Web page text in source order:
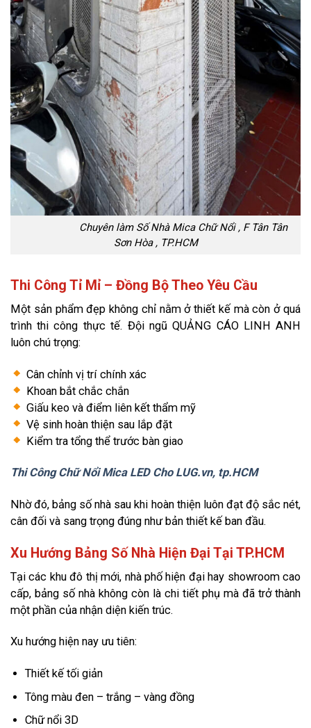
Chuyên làm Số Nhà Mica Chữ Nổi , F Tân Tân
Sơn Hòa , TP.HCM
Thi Công Tỉ Mỉ – Đồng Bộ Theo Yêu Cầu
Một sản phẩm đẹp không chỉ nằm ở thiết kế mà còn ở quá
trình thi công thực tế. Đội ngũ QUẢNG CÁO LINH ANH
luôn chú trọng:
Cân chỉnh vị trí chính xác
Khoan bắt chắc chắn
Giấu keo và điểm liên kết thẩm mỹ
Vệ sinh hoàn thiện sau lắp đặt
Kiểm tra tổng thể trước bàn giao
Thi Công Chữ Nổi Mica LED Cho LUG.vn, tp.HCM
Nhờ đó, bảng số nhà sau khi hoàn thiện luôn đạt độ sắc nét,
cân đối và sang trọng đúng như bản thiết kế ban đầu.
Xu Hướng Bảng Số Nhà Hiện Đại Tại TP.HCM
Tại các khu đô thị mới, nhà phố hiện đại hay showroom cao
cấp, bảng số nhà không còn là chi tiết phụ mà đã trở thành
một phần của nhận diện kiến trúc.
Xu hướng hiện nay ưu tiên:
Thiết kế tối giản
Tông màu đen – trắng – vàng đồng
Chữ nổi 3D